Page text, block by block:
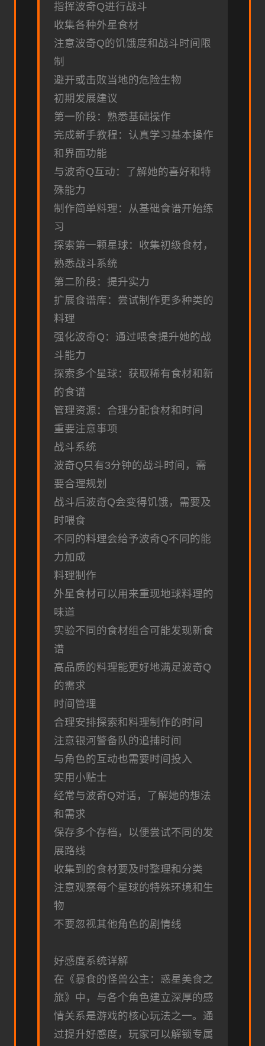
指挥波奇Q进行战斗
收集各种外星食材
注意波奇Q的饥饿度和战斗时间限
制
避开或击败当地的危险生物
初期发展建议
第一阶段：熟悉基础操作
完成新手教程：认真学习基本操作
和界面功能
与波奇Q互动：了解她的喜好和特
殊能力
制作简单料理：从基础食谱开始练
习
探索第一颗星球：收集初级食材，
熟悉战斗系统
第二阶段：提升实力
扩展食谱库：尝试制作更多种类的
料理
强化波奇Q：通过喂食提升她的战
斗能力
探索多个星球：获取稀有食材和新
的食谱
管理资源：合理分配食材和时间
重要注意事项
战斗系统
波奇Q只有3分钟的战斗时间，需
要合理规划
战斗后波奇Q会变得饥饿，需要及
时喂食
不同的料理会给予波奇Q不同的能
力加成
料理制作
外星食材可以用来重现地球料理的
味道
实验不同的食材组合可能发现新食
谱
高品质的料理能更好地满足波奇Q
的需求
时间管理
合理安排探索和料理制作的时间
注意银河警备队的追捕时间
与角色的互动也需要时间投入
实用小贴士
经常与波奇Q对话，了解她的想法
和需求
保存多个存档，以便尝试不同的发
展路线
收集到的食材要及时整理和分类
注意观察每个星球的特殊环境和生
物
不要忽视其他角色的剧情线
好感度系统详解
在《暴食的怪兽公主：惑星美食之
旅》中，与各个角色建立深厚的感
情关系是游戏的核心玩法之一。通
过提升好感度，玩家可以解锁专属